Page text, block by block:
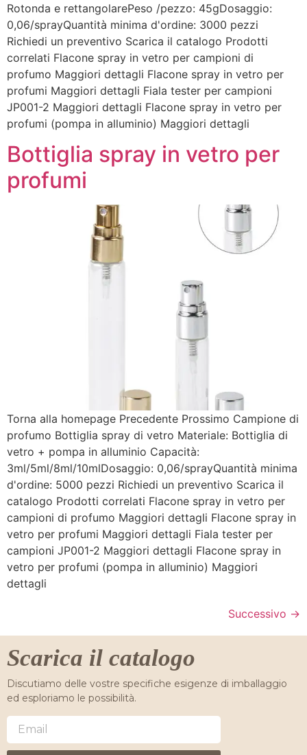
Rotonda e rettangolarePeso /pezzo: 45gDosaggio:
0,06/sprayQuantità minima d'ordine: 3000 pezzi
Richiedi un preventivo Scarica il catalogo Prodotti
correlati Flacone spray in vetro per campioni di
profumo Maggiori dettagli Flacone spray in vetro per
profumi Maggiori dettagli Fiala tester per campioni
JP001-2 Maggiori dettagli Flacone spray in vetro per
profumi (pompa in alluminio) Maggiori dettagli
Bottiglia spray in vetro per
profumi
Torna alla homepage Precedente Prossimo Campione di
profumo Bottiglia spray di vetro Materiale: Bottiglia di
vetro + pompa in alluminio Capacità:
3ml/5ml/8ml/10mlDosaggio: 0,06/sprayQuantità minima
d'ordine: 5000 pezzi Richiedi un preventivo Scarica il
catalogo Prodotti correlati Flacone spray in vetro per
campioni di profumo Maggiori dettagli Flacone spray in
vetro per profumi Maggiori dettagli Fiala tester per
campioni JP001-2 Maggiori dettagli Flacone spray in
vetro per profumi (pompa in alluminio) Maggiori
dettagli
Successivo →
Scarica il catalogo
Discutiamo delle vostre specifiche esigenze di imballaggio
ed esploriamo le possibilità.